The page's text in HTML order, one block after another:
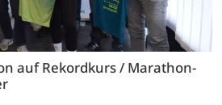
auf Rekordkurs / Marathon-